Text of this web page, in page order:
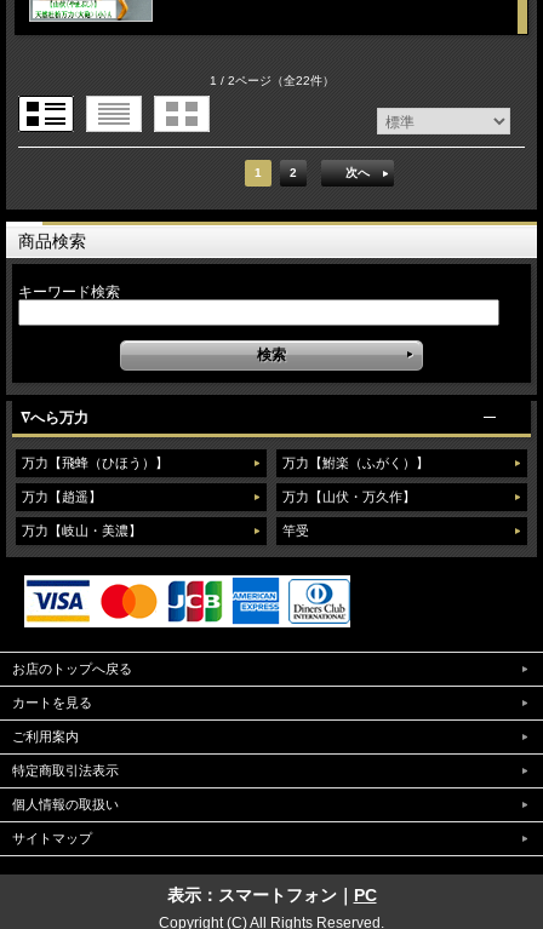
1 / 2ページ（全22件）
1 2 次へ
商品検索
キーワード検索
∇へら万力
万力【飛蜂（ひほう）】
万力【趙遥】
万力【岐山・美濃】
万力【鮒楽（ふがく）】
万力【山伏・万久作】
竿受
お店のトップへ戻る
カートを見る
ご利用案内
特定商取引法表示
個人情報の取扱い
サイトマップ
表示：スマートフォン｜ PC
Copyright (C) All Rights Reserved.